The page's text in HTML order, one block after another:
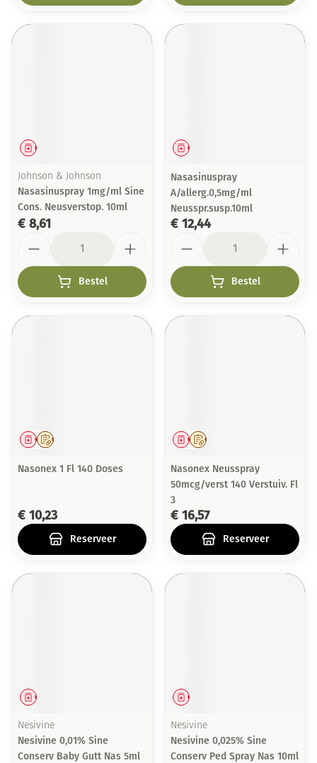
Geneesmiddel
Johnson & Johnson
Nasasinuspray 1mg/ml Sine
Cons. Neusverstop. 10ml
€ 8,61
Bestel
Geneesmiddel
Nasasinuspray
A/allerg.0,5mg/ml
Neusspr.susp.10ml
€ 12,44
Bestel
Op voorschrift
Geneesmiddel
Nasonex 1 Fl 140 Doses
€ 10,23
Reserveer
Op voorschrift
Geneesmiddel
Nasonex Neusspray
50mcg/verst 140 Verstuiv. Fl
3
€ 16,57
Reserveer
Geneesmiddel
Nesivine
Nesivine 0,01% Sine
Conserv Baby Gutt Nas 5ml
Geneesmiddel
Nesivine
Nesivine 0,025% Sine
Conserv Ped Spray Nas 10ml